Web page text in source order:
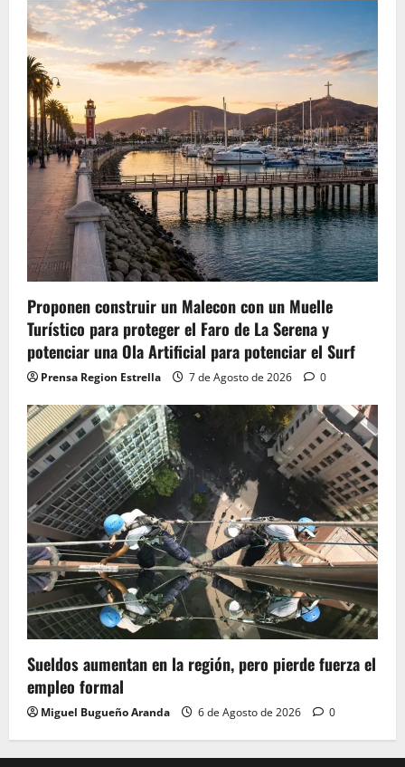
Proponen construir un Malecon con un Muelle
Turístico para proteger el Faro de La Serena y
potenciar una Ola Artificial para potenciar el Surf
Prensa Region Estrella 7 de Agosto de 2026 0
Sueldos aumentan en la región, pero pierde fuerza el
empleo formal
Miguel Bugueño Aranda 6 de Agosto de 2026 0